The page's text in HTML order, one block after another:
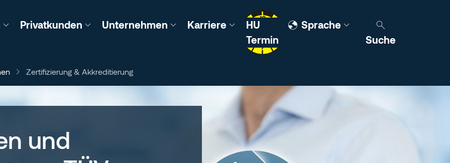
Suche
Privatkunden Unternehmen Karriere
HU
Termin
Sprache
Zertifizierung & Akkreditierung
und